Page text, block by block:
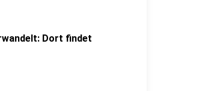
Dort findet